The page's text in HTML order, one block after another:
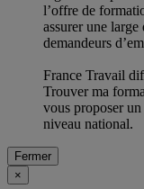
l’offre de
assurer une large
demandeurs
France Travail
Trouver ma
vous proposer
niveau national.
Fermer
×